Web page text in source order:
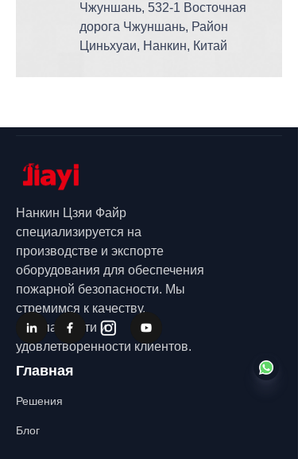
Чжуншань, 532-1 Восточная
дорога Чжуншань, Район
Циньхуаи, Нанкин, Китай
Главная
Решения
Блог
Нанкин Цзяи Файр
специализируется на
производстве и экспорте
оборудования для обеспечения
пожарной безопасности. Мы
стремимся к качеству,
безопасности и
удовлетворенности клиентов.